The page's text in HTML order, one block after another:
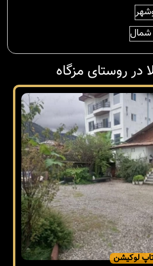
شمال
در روستای مزگاه
لوکیشن